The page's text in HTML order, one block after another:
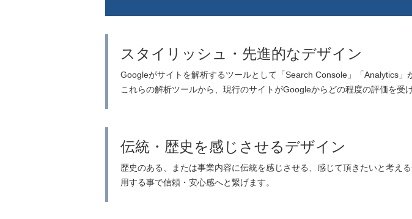
スタイリッシュ・先進的なデザイン
Googleがサイトを解析するツールとして「Search Console」「Analytics」
これらの解析ツールから、現行のサイトがGoogleからどの程度の評価を受
伝統・歴史を感じさせるデザイン
歴史のある、または事業内容に伝統を感じさせる、感じて頂きたいと考え
用する事で信頼・安心感へと繋げます。